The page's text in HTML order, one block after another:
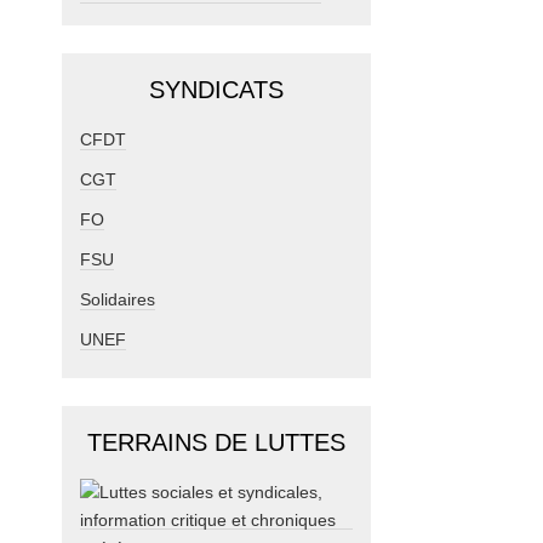
SYNDICATS
CFDT
CGT
FO
FSU
Solidaires
UNEF
TERRAINS DE LUTTES